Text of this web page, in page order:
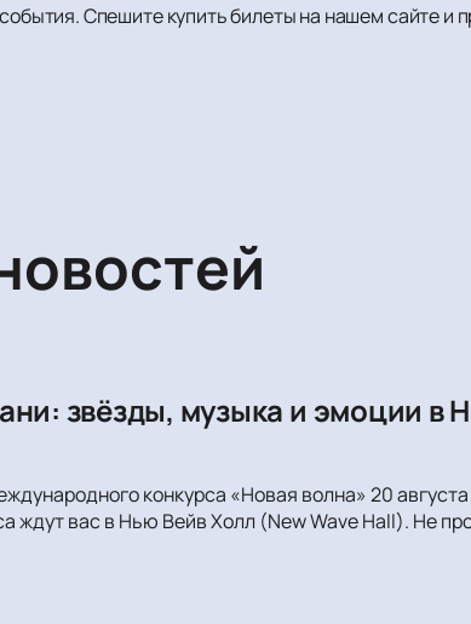
Спешите купить билеты на нашем сайте и
звёзды, музыка и эмоции в
конкурса «Новая волна» 20
ждут вас в Нью Вейв Холл (New Wave Hall). Не